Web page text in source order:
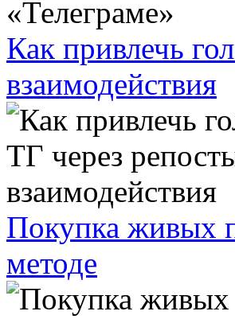
Как привлечь
взаимодействия
Покупка живых
методе